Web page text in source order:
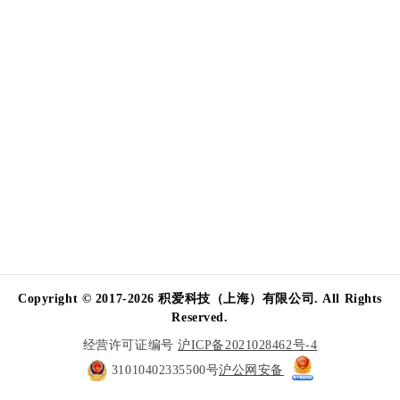
Copyright © 2017-2026 积爱科技（上海）有限公司. All Rights
Reserved.
经营许可证编号沪ICP备2021028462号-4
31010402335500号沪公网安备